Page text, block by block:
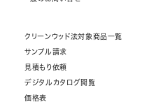
クリーンウッド法対象商品一覧
サンプル請求
見積もり依頼
デジタルカタログ閲覧
価格表